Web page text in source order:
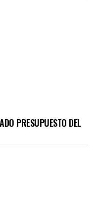
PRESUPUESTO DEL